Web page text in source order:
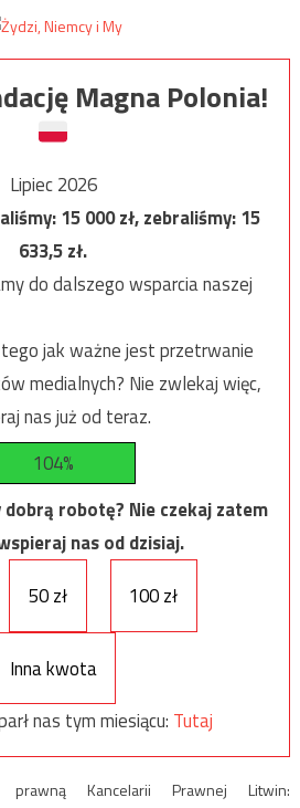
Magna Polonia!
Lipiec 2026
15 000zł, zebraliśmy:15
633,5zł.
do dalszego wsparcia naszej
jak ważne jest przetrwanie
medialnych? Nie zwlekaj więc,
nas już od teraz.
104%
dobrą robotę? Nie czekaj zatem
nas od dzisiaj.
50 zł 100 zł
Inna kwota
nas tym miesiącu: Tutaj
Kancelarii Prawnej Litwin: